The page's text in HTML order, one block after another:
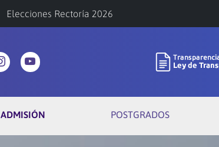
Elecciones Rectoría 2026
ADMISIÓN POSTGRADOS